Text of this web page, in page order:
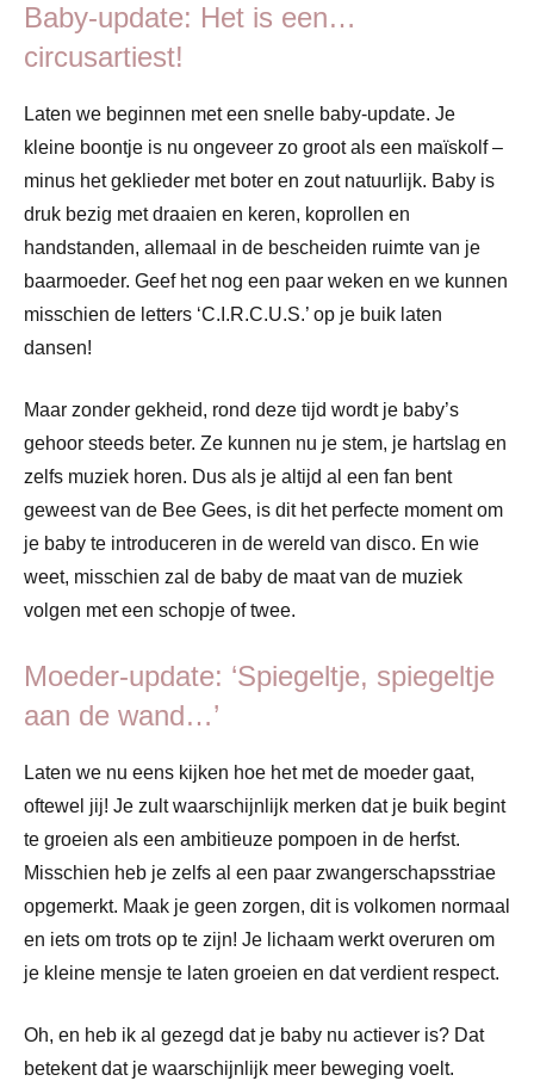
Baby-update: Het is een…
circusartiest!
Laten we beginnen met een snelle baby-update. Je
kleine boontje is nu ongeveer zo groot als een maïskolf –
minus het geklieder met boter en zout natuurlijk. Baby is
druk bezig met draaien en keren, koprollen en
handstanden, allemaal in de bescheiden ruimte van je
baarmoeder. Geef het nog een paar weken en we kunnen
misschien de letters ‘C.I.R.C.U.S.’ op je buik laten
dansen!
Maar zonder gekheid, rond deze tijd wordt je baby’s
gehoor steeds beter. Ze kunnen nu je stem, je hartslag en
zelfs muziek horen. Dus als je altijd al een fan bent
geweest van de Bee Gees, is dit het perfecte moment om
je baby te introduceren in de wereld van disco. En wie
weet, misschien zal de baby de maat van de muziek
volgen met een schopje of twee.
Moeder-update: ‘Spiegeltje, spiegeltje
aan de wand…’
Laten we nu eens kijken hoe het met de moeder gaat,
oftewel jij! Je zult waarschijnlijk merken dat je buik begint
te groeien als een ambitieuze pompoen in de herfst.
Misschien heb je zelfs al een paar zwangerschapsstriae
opgemerkt. Maak je geen zorgen, dit is volkomen normaal
en iets om trots op te zijn! Je lichaam werkt overuren om
je kleine mensje te laten groeien en dat verdient respect.
Oh, en heb ik al gezegd dat je baby nu actiever is? Dat
betekent dat je waarschijnlijk meer beweging voelt.